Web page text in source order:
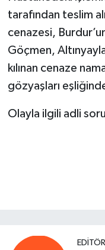
tarafından teslim
cenazesi,
Göçmen,
kılınan cenaze
gözyaşları
Olayla ilgili adli